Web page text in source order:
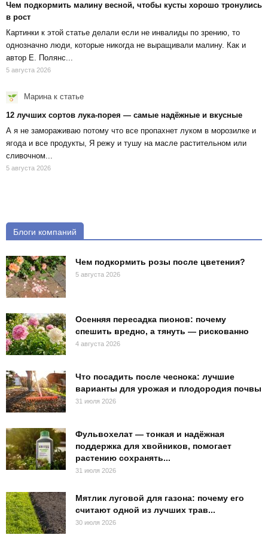
Чем подкормить малину весной, чтобы кусты хорошо тронулись
в рост
Картинки к этой статье делали если не инвалиды по зрению, то
однозначно люди, которые никогда не выращивали малину. Как и
автор Е. Полянс...
5 августа 2026
Маринак статье
12 лучших сортов лука-порея — самые надёжные и вкусные
А я не замораживаю потому что все пропахнет луком в морозилке и
ягода и все продукты, Я режу и тушу на масле растительном или
сливочном...
5 августа 2026
Блоги компаний
Чем подкормить розы после цветения?
5 августа 2026
Осенняя пересадка пионов: почему
спешить вредно, а тянуть — рискованно
4 августа 2026
Что посадить после чеснока: лучшие
варианты для урожая и плодородия почвы
31 июля 2026
Фульвохелат — тонкая и надёжная
поддержка для хвойников, помогает
растению сохранять...
31 июля 2026
Мятлик луговой для газона: почему его
считают одной из лучших трав...
30 июля 2026